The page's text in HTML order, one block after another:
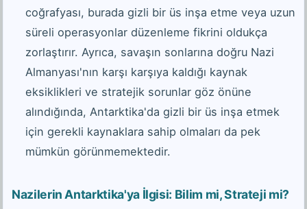
coğrafyası, burada gizli bir üs inşa etme veya uzun
süreli operasyonlar düzenleme fikrini oldukça
zorlaştırır. Ayrıca, savaşın sonlarına doğru Nazi
Almanyası'nın karşı karşıya kaldığı kaynak
eksiklikleri ve stratejik sorunlar göz önüne
alındığında, Antarktika'da gizli bir üs inşa etmek
için gerekli kaynaklara sahip olmaları da pek
mümkün görünmemektedir.
Nazilerin Antarktika'ya İlgisi: Bilim mi, Strateji mi?